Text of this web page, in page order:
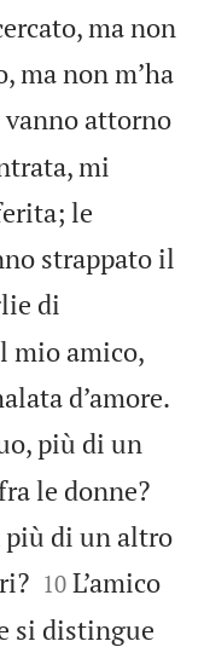
ma non
ma non m’ha
vanno attorno
mi
le
strappato il
di
mio amico,
d’amore.
più di un
le donne?
più di un altro

10 L’amico
si distingue